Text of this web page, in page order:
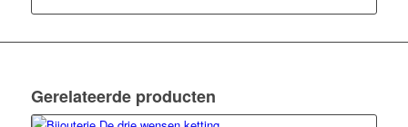
Gerelateerde producten